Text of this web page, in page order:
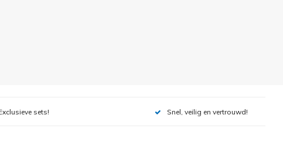
sets! Snel, veilig en vertrouwd!